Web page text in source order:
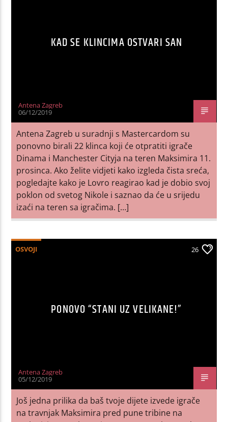
KAD SE KLINCIMA OSTVARI SAN
Antena Zagreb
06/12/2019
Antena Zagreb u suradnji s Mastercardom su
ponovno birali 22 klinca koji će otpratiti igrače
Dinama i Manchester Cityja na teren Maksimira 11.
prosinca. Ako želite vidjeti kako izgleda čista sreća,
pogledajte kako je Lovro reagirao kad je dobio svoj
poklon od svetog Nikole i saznao da će u srijedu
izaći na teren sa igračima. […]
OSVOJI 26
PONOVO “STANI UZ VELIKANE!”
Antena Zagreb
05/12/2019
Još jedna prilika da baš tvoje dijete izvede igrače
na travnjak Maksimira pred pune tribine na